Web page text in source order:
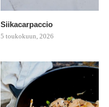
Siikacarpaccio
5 toukokuun, 2026